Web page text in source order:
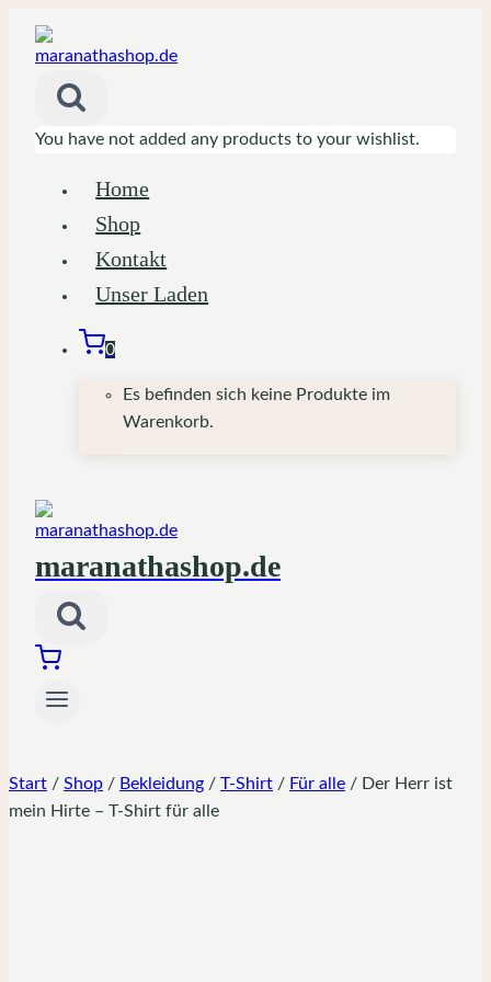
Inhalt
You have not added any products to your wishlist.
Home
Shop
Kontakt
Unser Laden
0
Es befinden sich keine Produkte im
Warenkorb.
maranathashop.de
Start / Shop / Bekleidung / T-Shirt / Für alle / Der Herr ist
mein Hirte – T-Shirt für alle